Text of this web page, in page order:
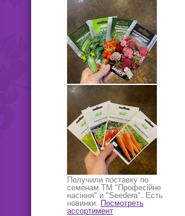
Получили поставку по
семенам ТМ "Професійне
насіння" и "Seedera". Есть
новинки. Посмотреть
ассортимент